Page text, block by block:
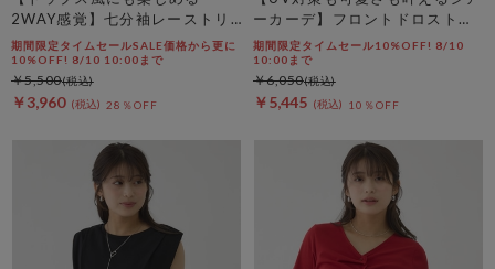
2WAY感覚】七分袖レーストリ
ム透かしニットカーディガン
期間限定タイムセールSALE価格から更に
10%OFF! 8/10 10:00まで
￥3,960 28％OFF
￥5,500
ーカーデ】フロントドロストシ
アーニットカーディガン
期間限定タイムセール10%OFF! 8/10
10:00まで
￥5,445 10％OFF
￥6,050